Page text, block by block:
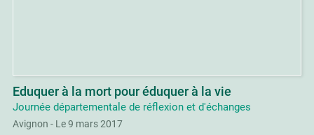
Eduquer à la mort pour éduquer à la vie
Journée départementale de réflexion et d'échanges
Avignon - Le 9 mars 2017